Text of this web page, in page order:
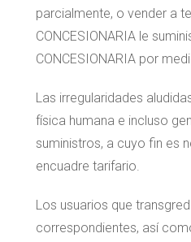
parcialmente, o vender a
CONCESIONARIA le
CONCESIONARIA por
Las irregularidades
física humana e incluso
suministros, a cuyo fin es
encuadre tarifario.
Los usuarios que
correspondientes, así